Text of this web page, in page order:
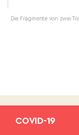
Die Fragmente von zwei
COVID-19